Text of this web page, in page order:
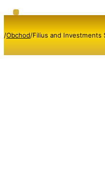
/Obchod/Filius and Investments